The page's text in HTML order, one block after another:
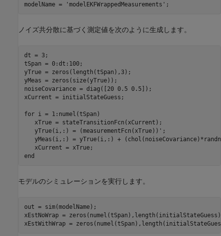
modelName =
'modelEKFWrappedMeasurements' ;
ノイズ共分散に基づく測定値を次のように生成します。
dt = 3;
tSpan = 0:dt:100;
yTrue = zeros(length(tSpan),3);
yMeas = zeros(size(yTrue));
noiseCovariance = diag([20 0.5 0.5]);
xCurrent = initialStateGuess;
for i = 1:numel(tSpan)
   xTrue = stateTransitionFcn(xCurrent);
   yTrue(i,:) = (measurementFcn(xTrue))';
yMeas(i,:) = yTrue(i,:) +
end
モデルのシミュレーションを実行します。
out = sim(modelName);
xEstNoWrap =
xEstWithWrap =